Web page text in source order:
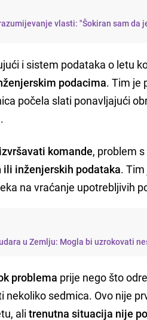
vlasti: "Šokiran sam da
i sistem podataka o letu
podacima. Tim je
počela slati ponavljajući
.
komande, problem
ili inženjerskih podataka.
na vraćanje upotrebljivih
u Zemlju: Mogla bi uzrokovati
problema prije nego što
sedmica. Ovo nije
alitrenutna situacija nije